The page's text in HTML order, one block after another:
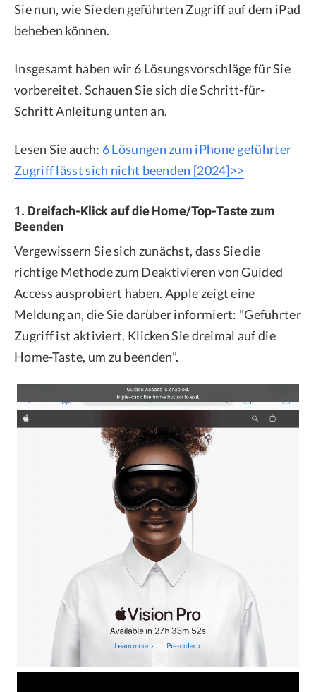
Sie nun, wie Sie den geführten Zugriff auf dem iPad
beheben können.
Insgesamt haben wir 6 Lösungsvorschläge für Sie
vorbereitet. Schauen Sie sich die Schritt-für-
Schritt Anleitung unten an.
Lesen Sie auch: 6 Lösungen zum iPhone geführter
Zugriff lässt sich nicht beenden [2024]>>
1. Dreifach-Klick auf die Home/Top-Taste zum
Beenden
Vergewissern Sie sich zunächst, dass Sie die
richtige Methode zum Deaktivieren von Guided
Access ausprobiert haben. Apple zeigt eine
Meldung an, die Sie darüber informiert: "Geführter
Zugriff ist aktiviert. Klicken Sie dreimal auf die
Home-Taste, um zu beenden".